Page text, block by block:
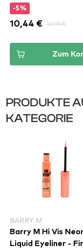
-5%
10,44 € 10,99 €
Zum
PRODUKTE
KATEGORIE
BARRY M
Barry M Hi Vis
Liquid Eyeliner -